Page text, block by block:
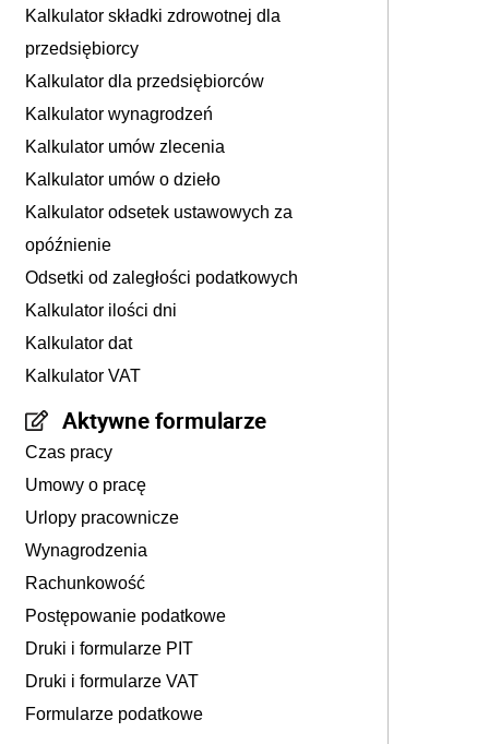
Kalkulator składki zdrowotnej dla
przedsiębiorcy
Kalkulator dla przedsiębiorców
Kalkulator wynagrodzeń
Kalkulator umów zlecenia
Kalkulator umów o dzieło
Kalkulator odsetek ustawowych za
opóźnienie
Odsetki od zaległości podatkowych
Kalkulator ilości dni
Kalkulator dat
Kalkulator VAT
Aktywne formularze
Czas pracy
Umowy o pracę
Urlopy pracownicze
Wynagrodzenia
Rachunkowość
Postępowanie podatkowe
Druki i formularze PIT
Druki i formularze VAT
Formularze podatkowe